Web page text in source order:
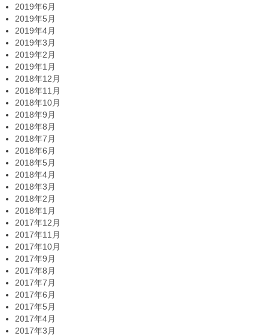
2019年6月
2019年5月
2019年4月
2019年3月
2019年2月
2019年1月
2018年12月
2018年11月
2018年10月
2018年9月
2018年8月
2018年7月
2018年6月
2018年5月
2018年4月
2018年3月
2018年2月
2018年1月
2017年12月
2017年11月
2017年10月
2017年9月
2017年8月
2017年7月
2017年6月
2017年5月
2017年4月
2017年3月